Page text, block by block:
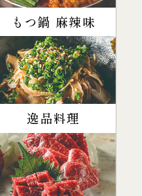
もつ鍋 麻辣味
逸品料理